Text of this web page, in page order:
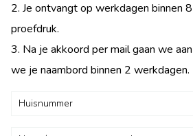
2. Je ontvangt op werkdagen binnen
proefdruk.
3. Na je akkoord per mail gaan we
we je naambord binnen 2 werkdagen.